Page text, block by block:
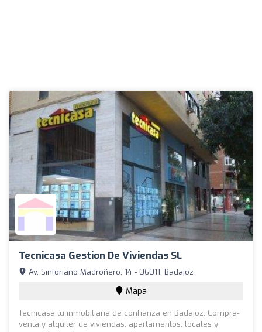
Tecnicasa Gestion De Viviendas SL
Av, Sinforiano Madroñero, 14 - 06011, Badajoz
Mapa
Tecnicasa tu inmobiliaria de confianza en Badajoz. Compra-
venta y alquiler de viviendas, apartamentos, locales y